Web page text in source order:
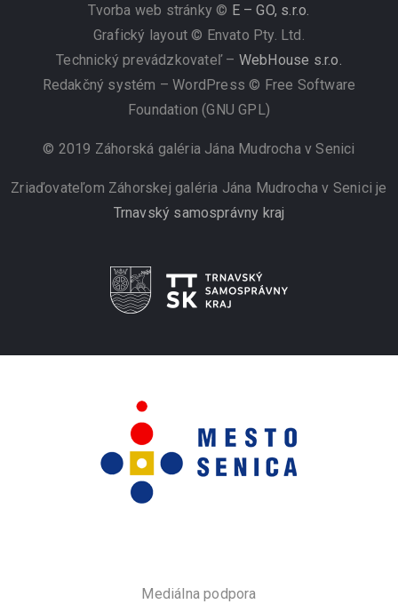
Tvorba web stránky © E – GO, s.r.o.
Grafický layout © Envato Pty. Ltd.
Technický prevádzkovateľ – WebHouse s.r.o.
Redakčný systém – WordPress © Free Software
Foundation (GNU GPL)
© 2019 Záhorská galéria Jána Mudrocha v Senici
Zriaďovateľom Záhorskej galéria Jána Mudrocha v Senici je
Trnavský samosprávny kraj
Mediálna podpora